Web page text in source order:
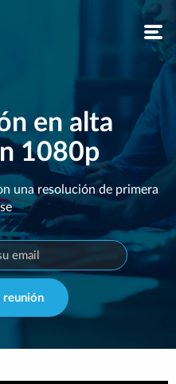
en alta
1080p
una resolución de primera
reunión